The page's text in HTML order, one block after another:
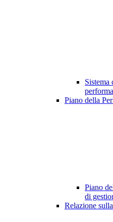
Sistema
Piano della
Piano
di
Relazione